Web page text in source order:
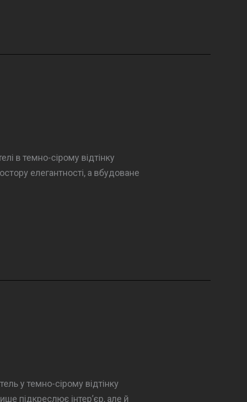
в темно-сірому відтінку
елегантності, а вбудоване
у темно-сірому відтінку
підкреслює інтер’єр, але й